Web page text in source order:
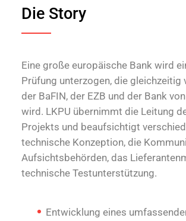
Die Story
Eine große europäische Bank wird
Prüfung unterzogen, die gleichzeitig
der BaFIN, der EZB und der Bank
wird. LKPU übernimmt die Leitung
Projekts und beaufsichtigt
technische Konzeption, die
Aufsichtsbehörden, das
technische Testunterstützung.
Entwicklung eines